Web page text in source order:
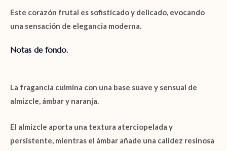
Este corazón frutal es sofisticado y delicado, evocando
una sensación de elegancia moderna.
Notas de fondo.
La fragancia culmina con una base suave y sensual de
almizcle ámbary naranja
El almizcle aporta una textura aterciopelada y
persistente, mientras el ámbar añade una calidez resinosa